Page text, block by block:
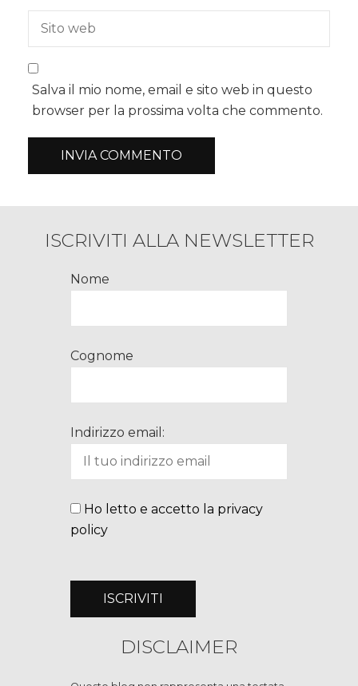
Salva il mio nome, email e sito web in questo
browser per la prossima volta che commento.
ISCRIVITI ALLA NEWSLETTER
Nome
Cognome
Indirizzo email:
Ho letto e accetto la privacy
policy
DISCLAIMER